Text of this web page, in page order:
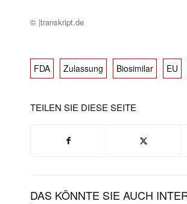
© |transkript.de
FDA Zulassung Biosimilar EU
TEILEN SIE DIESE SEITE
DAS KÖNNTE SIE AUCH